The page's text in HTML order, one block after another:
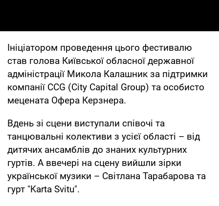
Ініціатором проведення цього фестивалю
став голова Київської обласної державної
адміністрації Микола Калашник за підтримки
компанії CCG (City Capital Group) та особисто
мецената Офера Керзнера.
Вдень зі сцени виступали співочі та
танцювальні колективи з усієї області – від
дитячих ансамблів до знаних культурних
гуртів. А ввечері на сцену вийшли зірки
української музики – Світлана Тарабарова та
гурт "Karta Svitu".